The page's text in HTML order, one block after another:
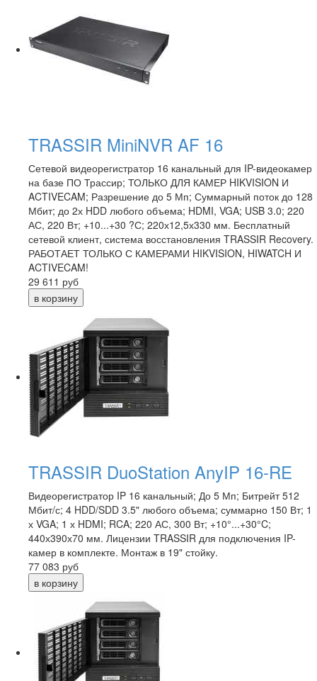
TRASSIR MiniNVR AF 16
Сетевой видеорегистратор 16 канальный для IP-видеокамер
на базе ПО Трассир; ТОЛЬКО ДЛЯ КАМЕР HIKVISION И
ACTIVECAM; Разрешение до 5 Мп; Суммарный поток до 128
Мбит; до 2х HDD любого объема; HDMI, VGA; USB 3.0; 220
АС, 220 Вт; +10...+30 ?С; 220х12,5х330 мм. Бесплатный
сетевой клиент, система восстановления TRASSIR Recovery.
РАБОТАЕТ ТОЛЬКО С КАМЕРАМИ HIKVISION, HIWATCH И
ACTIVECAM!
29 611 руб
TRASSIR DuoStation AnyIP 16-RE
Видеорегистратор IP 16 канальный; До 5 Мп; Битрейт 512
Мбит/с; 4 HDD/SDD 3.5" любого объема; суммарно 150 Вт; 1
х VGA; 1 х HDMI; RCA; 220 АС, 300 Вт; +10°...+30°C;
440х390х70 мм. Лицензии TRASSIR для подключения IP-
камер в комплекте. Монтаж в 19" стойку.
77 083 руб